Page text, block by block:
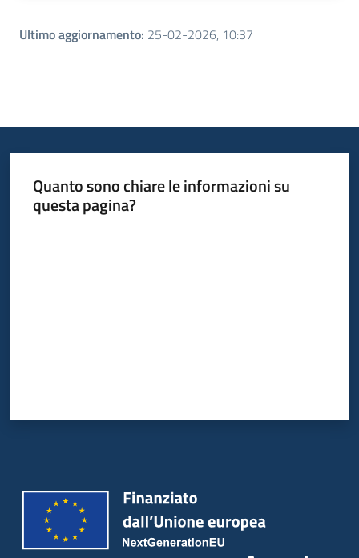
Ultimo aggiornamento: 25-02-2026, 10:37
Quanto sono chiare le informazioni su
questa pagina?